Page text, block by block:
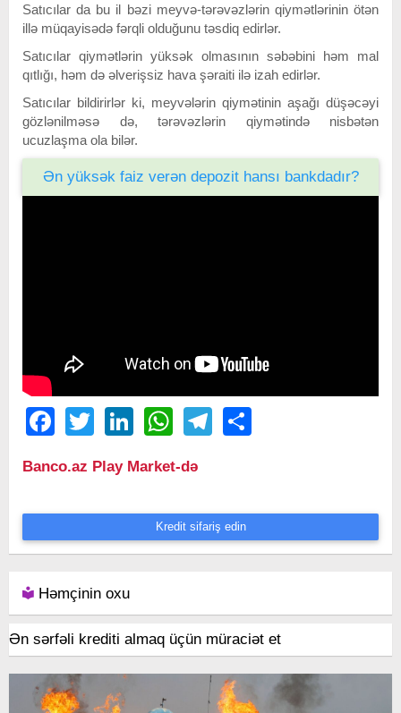
Satıcılar da bu il bəzi meyvə-tərəvəzlərin qiymətlərinin ötən
illə müqayisədə fərqli olduğunu təsdiq edirlər.
Satıcılar qiymətlərin yüksək olmasının səbəbini həm mal
qıtlığı, həm də əlverişsiz hava şəraiti ilə izah edirlər.
Satıcılar bildirirlər ki, meyvələrin qiymətinin aşağı düşəcəyi
gözlənilməsə də, tərəvəzlərin qiymətində nisbətən
ucuzlaşma ola bilər.
Ən yüksək faiz verən depozit hansı bankdadır?
FacebookTwitter LinkedIn WhatsAppTelegram
Banco.az Play Market-də
Kredit sifariş edin
Həmçinin oxu
Ən sərfəli krediti almaq üçün müraciət et